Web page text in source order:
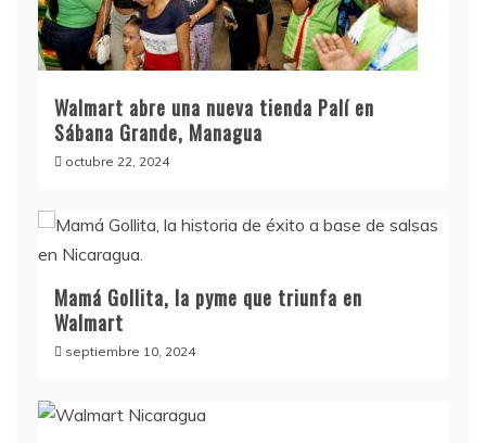
Walmart abre una nueva tienda Palí en
Sábana Grande, Managua
octubre 22, 2024
Mamá Gollita, la pyme que triunfa en
Walmart
septiembre 10, 2024